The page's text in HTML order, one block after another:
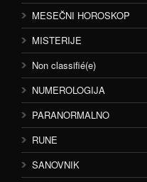
MESEČNI HOROSKOP
MISTERIJE
Non classifié(e)
NUMEROLOGIJA
PARANORMALNO
RUNE
SANOVNIK